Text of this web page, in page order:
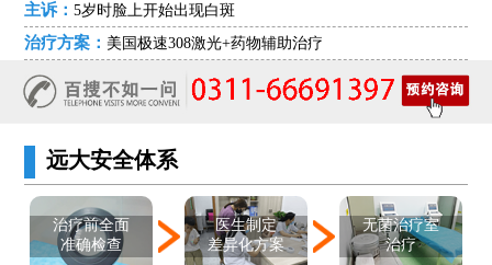
主诉：5岁时脸上开始出现白斑
治疗方案： 美国极速308激光+药物辅助治疗
远大安全体系
治疗前全面
准确检查
医生制定
差异化方案
无菌治疗室
治疗